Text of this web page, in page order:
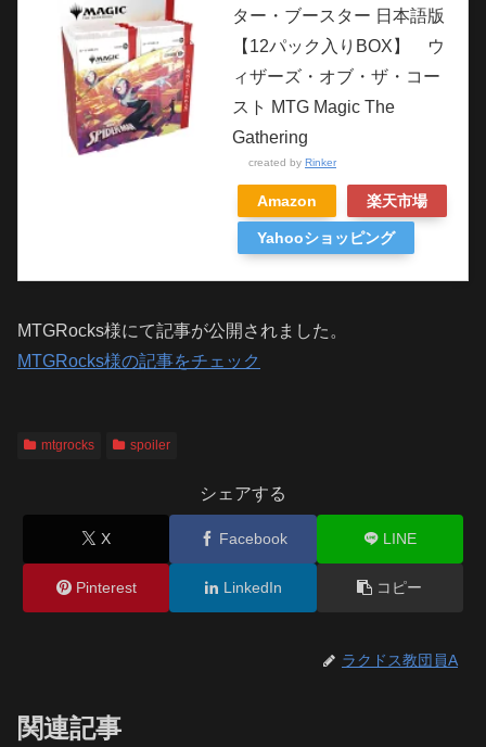
ター・ブースター 日本語版
【12パック入りBOX】 ウ
ィザーズ・オブ・ザ・コー
スト MTG Magic The
Gathering
created by Rinker
Amazon 楽天市場
Yahooショッピング
MTGRocks様にて記事が公開されました。
MTGRocks様の記事をチェック
mtgrocks spoiler
シェアする
X Facebook LINE
Pinterest LinkedIn コピー
ラクドス教団員A
関連記事